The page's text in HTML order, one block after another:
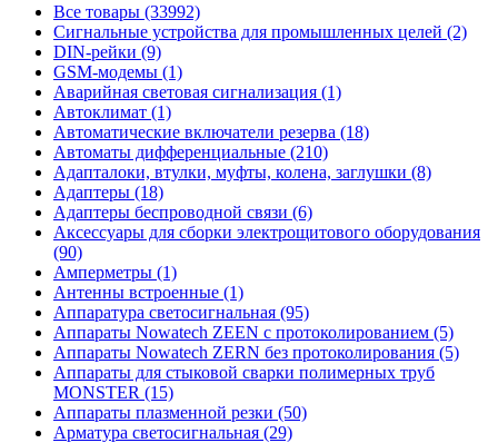
Все товары (33992)
Cигнальные устройства для промышленных целей (2)
DIN-рейки (9)
GSM-модемы (1)
Аварийная световая сигнализация (1)
Автоклимат (1)
Автоматические включатели резерва (18)
Автоматы дифференциальные (210)
Адапталоки, втулки, муфты, колена, заглушки (8)
Адаптеры (18)
Адаптеры беспроводной связи (6)
Аксессуары для сборки электрощитового оборудования
(90)
Амперметры (1)
Антенны встроенные (1)
Аппаратура светосигнальная (95)
Аппараты Nowatech ZEEN c протоколированием (5)
Аппараты Nowatech ZERN без протоколирования (5)
Аппараты для стыковой сварки полимерных труб
MONSTER (15)
Аппараты плазменной резки (50)
Арматура светосигнальная (29)